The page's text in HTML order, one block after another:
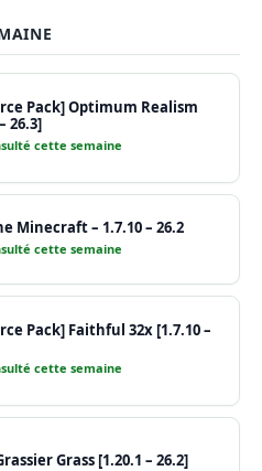
Pack] Optimum Realism
26.3]
cette semaine
Minecraft – 1.7.10 – 26.2
cette semaine
Pack] Faithful 32x [1.7.10 –
cette semaine
Grass [1.20.1 – 26.2]